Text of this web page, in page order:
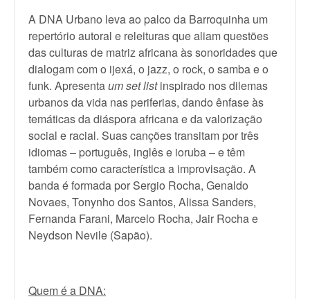
A DNA Urbano leva ao palco da Barroquinha um
repertório autoral e releituras que aliam questões
das culturas de matriz africana às sonoridades que
dialogam com o ijexá, o jazz, o rock, o samba e o
funk. Apresentaum set listinspirado nos dilemas
urbanos da vida nas periferias, dando ênfase às
temáticas da diáspora africana e da valorização
social e racial. Suas canções transitam por três
idiomas – português, inglês e ioruba – e têm
também como característica a improvisação. A
banda é formada por Sergio Rocha, Genaldo
Novaes, Tonynho dos Santos, Alissa Sanders,
Fernanda Farani, Marcelo Rocha, Jair Rocha e
Neydson Nevile (Sapão).
Quem é a DNA: